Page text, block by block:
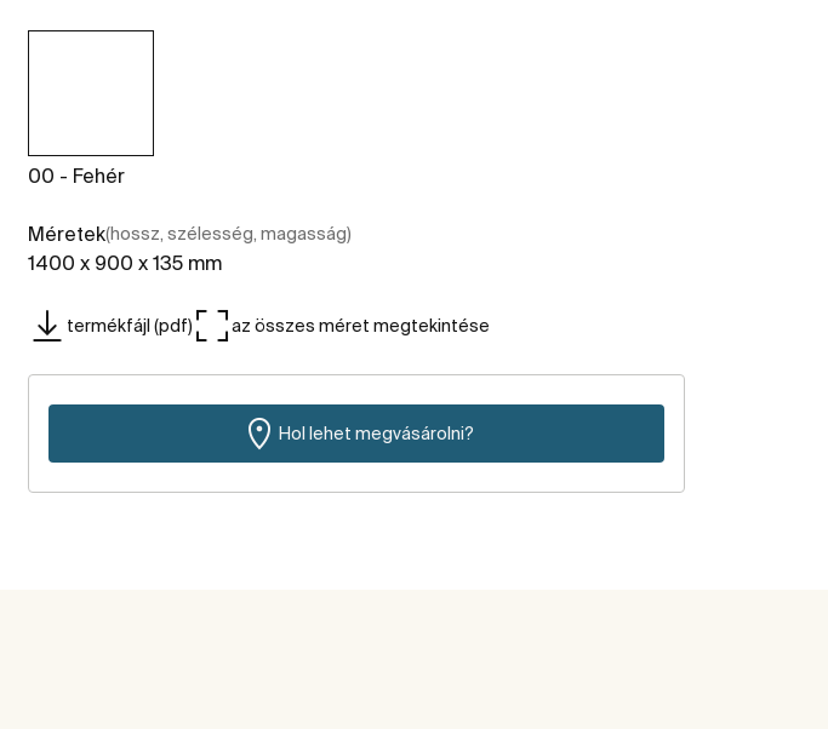
00 - Fehér
Méretek(hossz, szélesség, magasság)
1400 x 900 x 135 mm
termékfájl (pdf) az összes méret megtekintése
Hol lehet megvásárolni?